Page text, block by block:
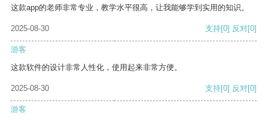
这款app的老师非常专业，教学水平很高，让我能够学到实用的知识。
2025-08-30 支持[0] 反对[0]
游客
这款软件的设计非常人性化，使用起来非常方便。
2025-08-30 支持[0] 反对[0]
游客